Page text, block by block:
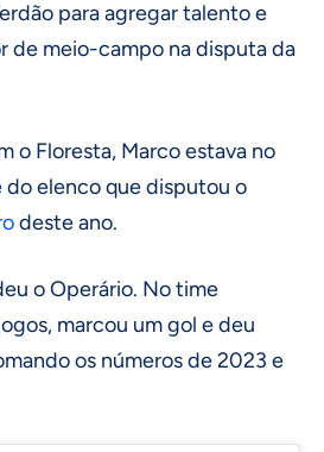
para agregar talento e
de meio-campo na disputa da
o Floresta, Marco estava no
do elenco que disputou o
deste ano.
o Operário. No time
marcou um gol e deu
os números de 2023 e